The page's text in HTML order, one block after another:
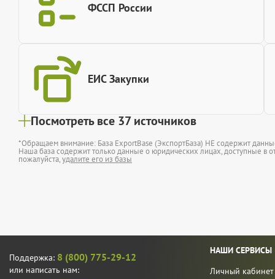
ФССП России
ЕИС Закупки
Посмотреть все 37 источников
*Обращаем внимание: База ExportBase (ЭкспортБаза) НЕ содержит
Наша база содержит только данные о юридических лицах, доступные в
пожалуйста,удалите его из базы
Поддержка: 8 (800) 775-29-12
или написать нам:
НАШИ СЕРВИСЫ
Личный кабинет